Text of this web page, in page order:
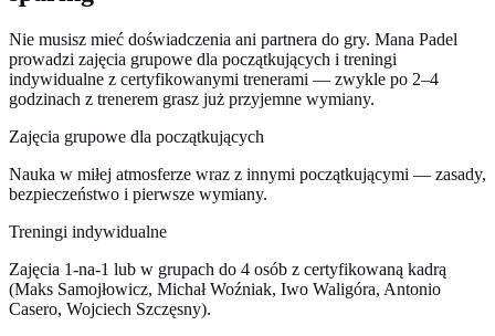
Nie musisz mieć doświadczenia ani partnera do gry. Mana Padel
prowadzi zajęcia grupowe dla początkujących i treningi
indywidualne z certyfikowanymi trenerami — zwykle po 2–4
godzinach z trenerem grasz już przyjemne wymiany.
Zajęcia grupowe dla początkujących
Nauka w miłej atmosferze wraz z innymi początkującymi — zasady,
bezpieczeństwo i pierwsze wymiany.
Treningi indywidualne
Zajęcia 1-na-1 lub w grupach do 4 osób z certyfikowaną kadrą
(Maks Samojłowicz, Michał Woźniak, Iwo Waligóra, Antonio
Casero, Wojciech Szczęsny).